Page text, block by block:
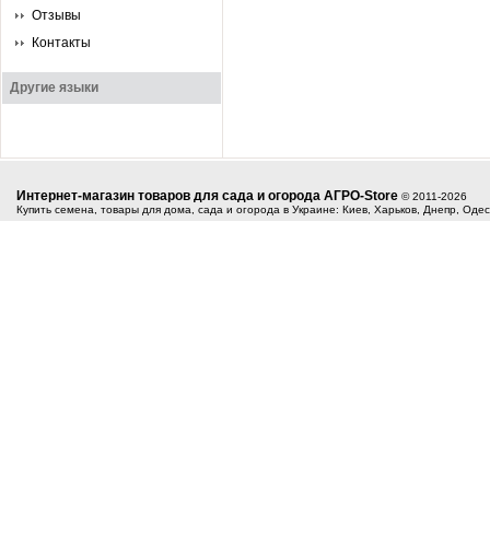
Отзывы
Контакты
Другие языки
Интернет-магазин товаров для сада и огорода АГРО-Store © 2011-2026
Купить семена, товары для дома, сада и огорода в Украине: Киев, Харьков, Днепр,